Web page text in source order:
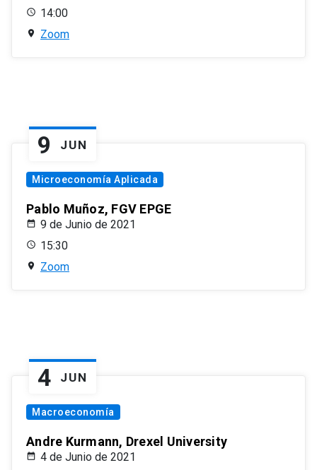
14:00
Zoom
9 JUN
Microeconomía Aplicada
Pablo Muñoz, FGV EPGE
9 de Junio de 2021
15:30
Zoom
4 JUN
Macroeconomía
Andre Kurmann, Drexel University
4 de Junio de 2021